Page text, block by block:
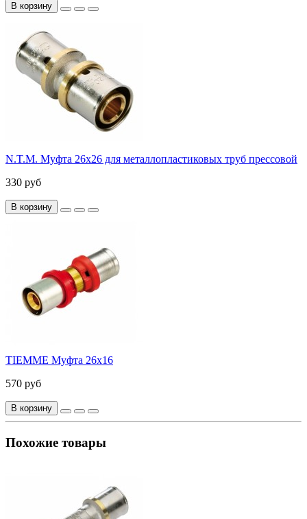
В корзину
N.T.M. Муфта 26x26 для металлопластиковых труб прессовой
330 руб
В корзину
TIEMME Муфта 26x16
570 руб
В корзину
Похожие товары